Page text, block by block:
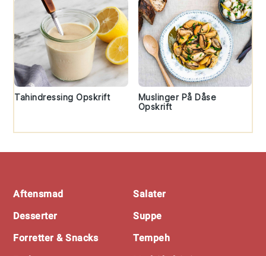
Tahindressing Opskrift
Muslinger På Dåse
Opskrift
Aftensmad
Desserter
Forretter & Snacks
Salater
Suppe
Tempeh